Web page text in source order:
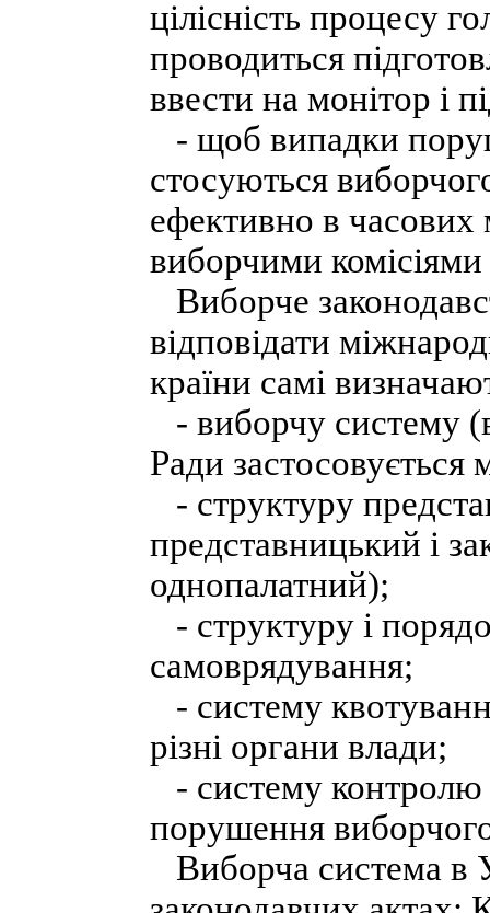
цілісність процесу
проводиться
ввести на монітор і
- щоб випадки
стосуються
ефективно в
виборчими
Виборче
відповідати
країни самі
- виборчу систему
Ради
- структуру
представницький і
однопалатний);
- структуру і
самоврядування;
- систему
різні органи влади;
- систему контролю
порушення
Виборча система в